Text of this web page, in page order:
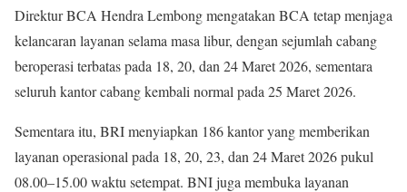
Direktur BCA Hendra Lembong mengatakan BCA tetap menjaga
kelancaran layanan selama masa libur, dengan sejumlah cabang
beroperasi terbatas pada 18, 20, dan 24 Maret 2026, sementara
seluruh kantor cabang kembali normal pada 25 Maret 2026.
Sementara itu, BRI menyiapkan 186 kantor yang memberikan
layanan operasional pada 18, 20, 23, dan 24 Maret 2026 pukul
08.00–15.00 waktu setempat. BNI juga membuka layanan